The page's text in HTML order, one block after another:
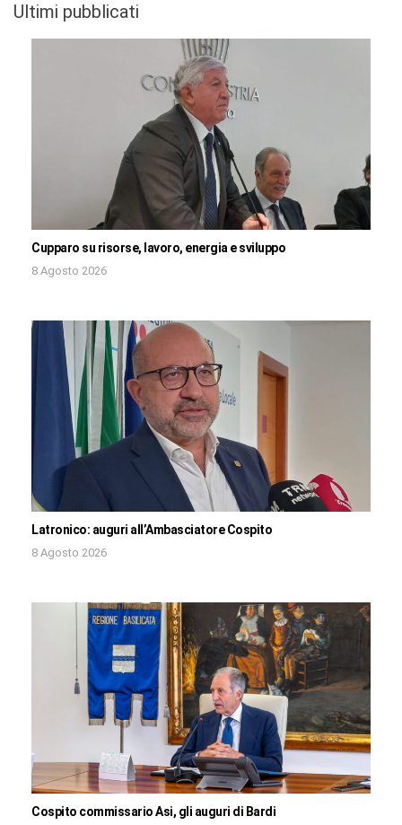
Ultimi pubblicati
Cupparo su risorse, lavoro, energia e sviluppo
8 Agosto 2026
Latronico: auguri all’Ambasciatore Cospito
8 Agosto 2026
Cospito commissario Asi, gli auguri di Bardi